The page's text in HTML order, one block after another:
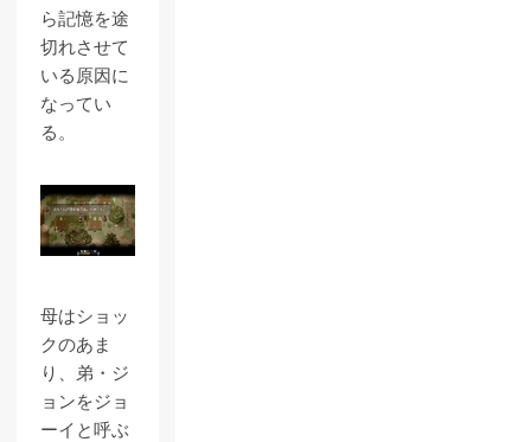
ら記憶を途
切れさせて
いる原因に
なってい
る。
母はショッ
クのあま
り、弟・ジ
ョンをジョ
ーイと呼ぶ